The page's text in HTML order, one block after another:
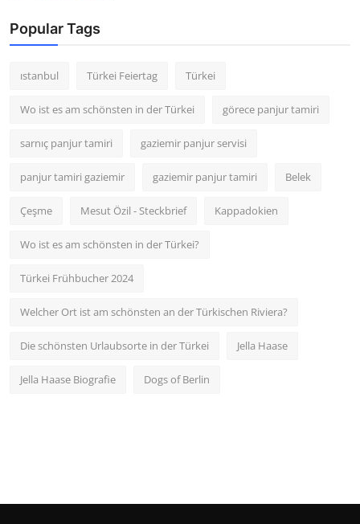
Popular Tags
ıstanbul Türkei Feiertag Türkei
Wo ist es am schönsten in der Türkei görece panjur tamiri
sarnıç panjur tamiri gaziemir panjur servisi
panjur tamiri gaziemir gaziemir panjur tamiri Belek
Çeşme Mesut Özil - Steckbrief Kappadokien
Wo ist es am schönsten in der Türkei?
Türkei Frühbucher 2024
Welcher Ort ist am schönsten an der Türkischen Riviera?
Die schönsten Urlaubsorte in der Türkei Jella Haase
Jella Haase Biografie Dogs of Berlin